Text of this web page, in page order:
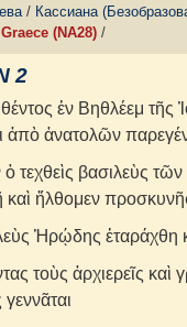
/ Кассиана
(NA28) /
2
ἐν Βηθλέεμ τῆς
ἀπὸ ἀνατολῶν
ὁ τεχθεὶς βασιλεὺς
καὶ ἤλθομεν
Ἡρῴδης ἐταράχθη
τοὺς ἀρχιερεῖς καὶ